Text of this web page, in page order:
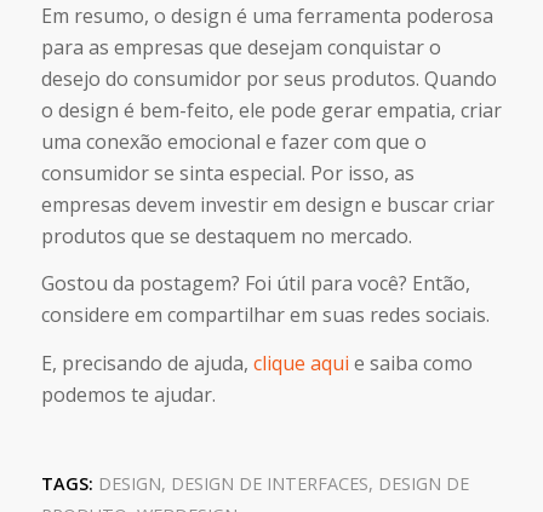
Em resumo, o design é uma ferramenta poderosa
para as empresas que desejam conquistar o
desejo do consumidor por seus produtos. Quando
o design é bem-feito, ele pode gerar empatia, criar
uma conexão emocional e fazer com que o
consumidor se sinta especial. Por isso, as
empresas devem investir em design e buscar criar
produtos que se destaquem no mercado.
Gostou da postagem? Foi útil para você? Então,
considere em compartilhar em suas redes sociais.
E, precisando de ajuda, clique aqui e saiba como
podemos te ajudar.
TAGS: DESIGN, DESIGN DE INTERFACES, DESIGN DE